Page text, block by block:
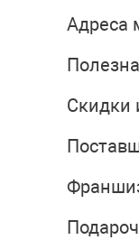
Адреса
Скидки